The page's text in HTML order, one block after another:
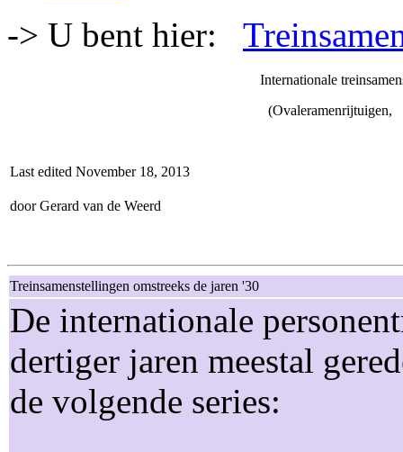
-> U bent hier:
Internationale
Last edited November 18, 2013
door Gerard van de Weerd
Treinsamenstellingen omstreeks de jaren '30
De internationale
dertiger jaren meestal
de volgende series: